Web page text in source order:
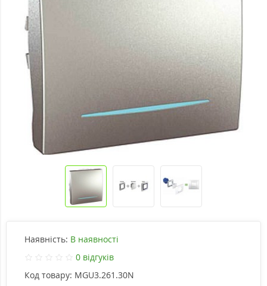
Наявність: В наявності
0 відгуків
Код товару: MGU3.261.30N